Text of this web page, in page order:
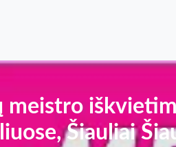
meistro
Šiauliai